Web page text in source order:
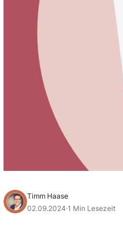
Timm Haase
02.09.2024·1 Min Lesezeit